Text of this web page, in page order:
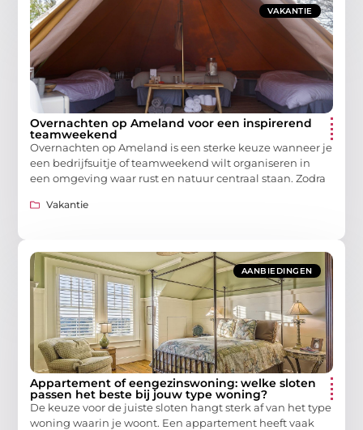
VAKANTIE
Overnachten op Ameland voor een inspirerend
teamweekend
Overnachten op Ameland is een sterke keuze wanneer je
een bedrijfsuitje of teamweekend wilt organiseren in
een omgeving waar rust en natuur centraal staan. Zodra
Vakantie
AANBIEDINGEN
Appartement of eengezinswoning: welke sloten
passen het beste bij jouw type woning?
De keuze voor de juiste sloten hangt sterk af van het type
woning waarin je woont. Een appartement heeft vaak